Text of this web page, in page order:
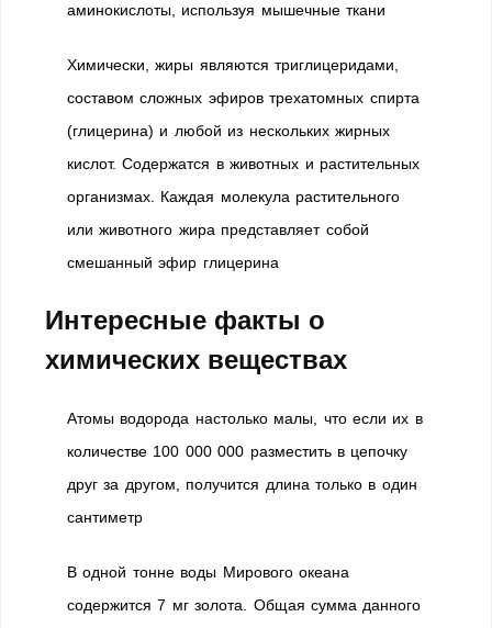
аминокислоты, используя мышечные ткани
Химически, жиры являются триглицеридами,
составом сложных эфиров трехатомных спирта
(глицерина) и любой из нескольких жирных
кислот. Содержатся в животных и растительных
организмах. Каждая молекула растительного
или животного жира представляет собой
смешанный эфир глицерина
Интересные факты о
химических веществах
Атомы водорода настолько малы, что если их в
количестве 100 000 000 разместить в цепочку
друг за другом, получится длина только в один
сантиметр
В одной тонне воды Мирового океана
содержится 7 мг золота. Общая сумма данного